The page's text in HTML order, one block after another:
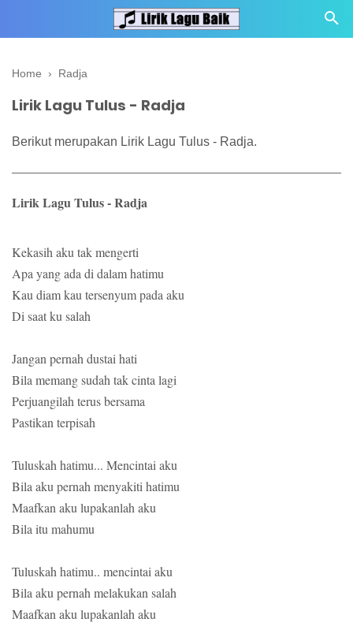
Home › Radja
Lirik Lagu Tulus - Radja
Berikut merupakan Lirik Lagu Tulus - Radja.
Lirik Lagu Tulus - Radja
Kekasih aku tak mengerti
Apa yang ada di dalam hatimu
Kau diam kau tersenyum pada aku
Di saat ku salah
Jangan pernah dustai hati
Bila memang sudah tak cinta lagi
Perjuangilah terus bersama
Pastikan terpisah
Tuluskah hatimu... Mencintai aku
Bila aku pernah menyakiti hatimu
Maafkan aku lupakanlah aku
Bila itu mahumu
Tuluskah hatimu.. mencintai aku
Bila aku pernah melakukan salah
Maafkan aku lupakanlah aku